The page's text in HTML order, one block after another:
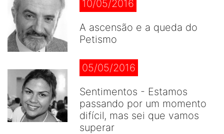
10/05/2016
A ascensão e a queda do
Petismo
05/05/2016
Sentimentos - Estamos
passando por um momento
difícil, mas sei que vamos
superar